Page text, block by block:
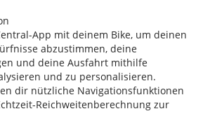
App mit deinem Bike, um deinen
abzustimmen, deine
und deine Ausfahrt mithilfe
und zu personalisieren.
dir nützliche Navigationsfunktionen
Reichweitenberechnung zur